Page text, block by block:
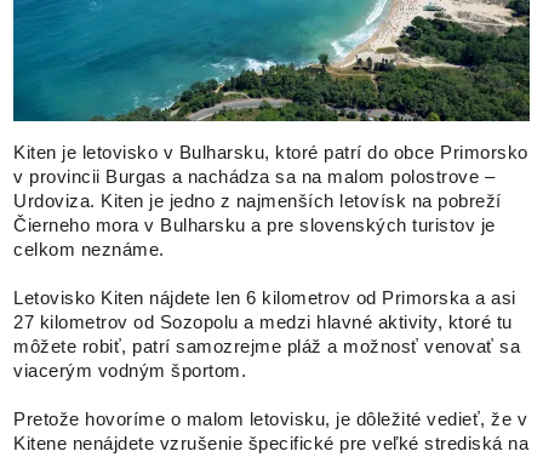
Kiten je letovisko v Bulharsku, ktoré patrí do obce Primorsko
v provincii Burgas a nachádza sa na malom polostrove –
Urdoviza. Kiten je jedno z najmenších letovísk na pobreží
Čierneho mora v Bulharsku a pre slovenských turistov je
celkom neznáme.
Letovisko Kiten nájdete len 6 kilometrov od Primorska a asi
27 kilometrov od Sozopolu a medzi hlavné aktivity, ktoré tu
môžete robiť, patrí samozrejme pláž a možnosť venovať sa
viacerým vodným športom.
Pretože hovoríme o malom letovisku, je dôležité vedieť, že v
Kitene nenájdete vzrušenie špecifické pre veľké strediská na